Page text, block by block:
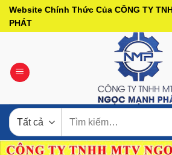
Bỏ
qua
Website Chính Thức Của CÔNG TY
PHÁT
kiếm: